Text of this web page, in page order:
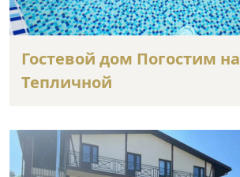
Гостевой дом Погостим на
Тепличной